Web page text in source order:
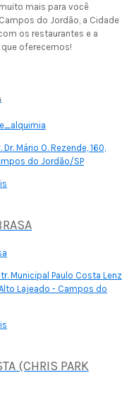
mais para você
do Jordão, a Cidade
os restaurantes e a
oferecemos!
Dr. Mário O. Rezende, 160,
do Jordão/SP
Municipal Paulo Costa Lenz
Lajeado - Campos do
(CHRIS PARK